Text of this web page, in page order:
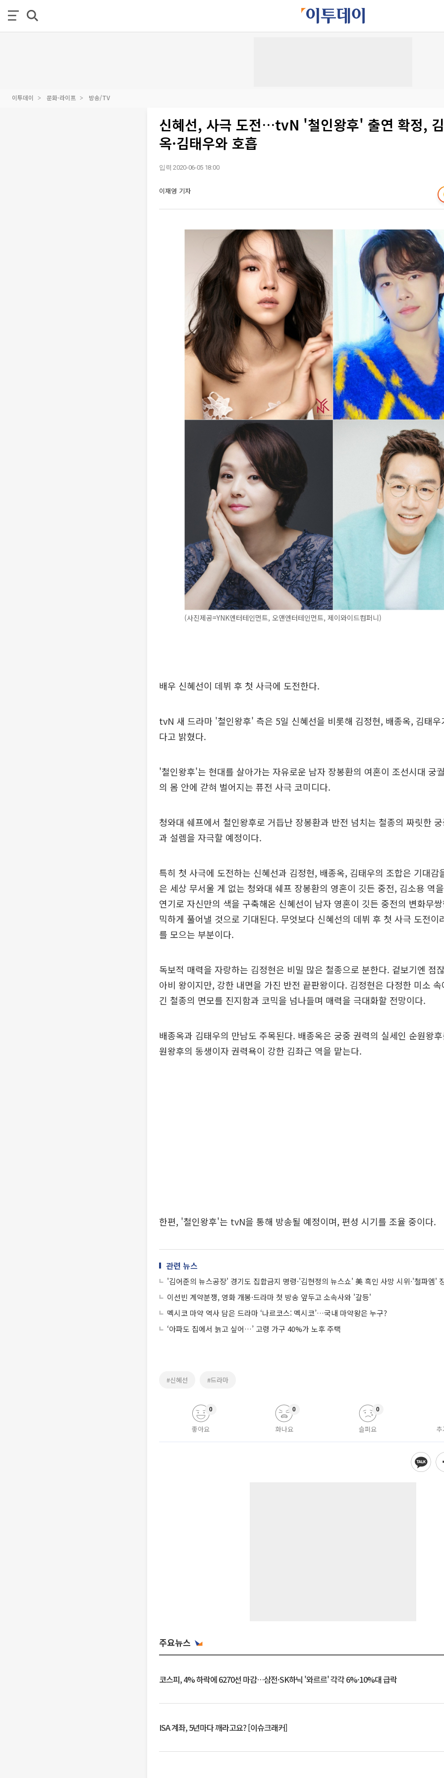
이투데이 문화·라이프 방송/TV
신혜선, 사극 도전…tvN '철인왕후' 출연 확정, 김
옥·김태우와 호흡
입력 2020-06-05 18:00
이재영 기자
(사진제공=YNK엔터테인먼트, 오앤엔터테인먼트, 제이와이드컴퍼니)
배우 신혜선이 데뷔 후 첫 사극에 도전한다.
tvN 새 드라마 '철인왕후' 측은 5일 신혜선을 비롯해 김정현, 배종옥, 김태우
다고 밝혔다.
'철인왕후'는 현대를 살아가는 자유로운 남자 장봉환의 여혼이 조선시대 궁
의 몸 안에 갇혀 벌어지는 퓨전 사극 코미디다.
청와대 쉐프에서 철인왕후로 거듭난 장봉환과 반전 넘치는 철종의 짜릿한
과 설렘을 자극할 예정이다.
특히 첫 사극에 도전하는 신혜선과 김정현, 배종옥, 김태우의 조합은 기대감
은 세상 무서울 게 없는 청와대 쉐프 장봉환의 영혼이 깃든 중전, 김소용 역
연기로 자신만의 색을 구축해온 신혜선이 남자 영혼이 깃든 중전의 변화무
믹하게 풀어낼 것으로 기대된다. 무엇보다 신혜선의 데뷔 후 첫 사극 도전이
를 모으는 부분이다.
독보적 매력을 자랑하는 김정현은 비밀 많은 철종으로 분한다. 겉보기엔 점
아비 왕이지만, 강한 내면을 가진 반전 끝판왕이다. 김정현은 다정한 미소
긴 철종의 면모를 진지함과 코믹을 넘나들며 매력을 극대화할 전망이다.
배종옥과 김태우의 만남도 주목된다. 배종옥은 궁중 권력의 실세인 순원왕
원왕후의 동생이자 권력욕이 강한 김좌근 역을 맡는다.
한편, '철인왕후'는 tvN을 통해 방송될 예정이며, 편성 시기를 조율 중이다.
관련 뉴스
이선빈 계약분쟁, 영화 개봉·드라마 첫 방송 앞두고 소속사와 '갈등'
멕시코 마약 역사 담은 드라마 ‘나르코스: 멕시코’…국내 마약왕은 누구?
‘아파도 집에서 늙고 싶어…’ 고령 가구 40%가 노후 주택
#신혜선 #드라마
좋아요
0
화나요
0
슬퍼요
0
주요뉴스
코스피, 4% 하락에 6270선 마감…삼전·SK하닉 '와르르' 각각 6%·10%대 급락
ISA 계좌, 5년마다 깨라고요? [이슈크래커]